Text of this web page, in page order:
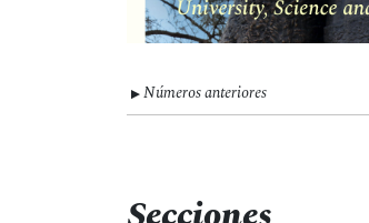
▼Números anteriores